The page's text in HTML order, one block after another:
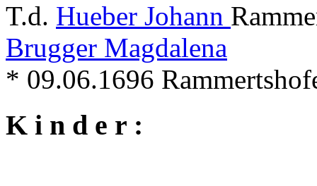
T.d. Hueber Johann
Brugger Magdalena
* 09.06.1696
K i n d e r :